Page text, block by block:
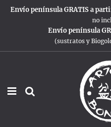
Envío península GRATIS a
no
Envío península
(sustratos y